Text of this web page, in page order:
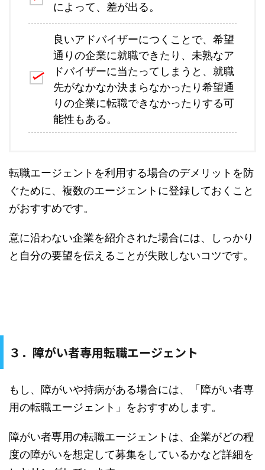
によって、差が出る。
良いアドバイザーにつくことで、希望
通りの企業に就職できたり、未熟なア
ドバイザーに当たってしまうと、就職
先がなかなか決まらなかったり希望通
りの企業に転職できなかったりする可
能性もある。
転職エージェントを利用する場合のデメリットを防
ぐために、複数のエージェントに登録しておくこと
がおすすめです。
意に沿わない企業を紹介された場合には、しっかり
と自分の要望を伝えることが失敗しないコツです。
３．障がい者専用転職エージェント
もし、障がいや持病がある場合には、「障がい者専
用の転職エージェント」をおすすめします。
障がい者専用の転職エージェントは、企業がどの程
度の障がいを想定して募集をしているかなど詳細を